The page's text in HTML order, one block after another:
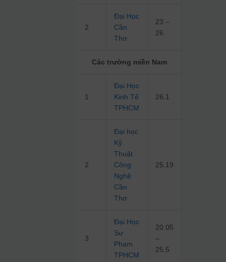
2
Đại Học
Cần
Thơ
23 –
26.
Các trường miền Nam
1
Đại Học
Kinh Tế
TPHCM
26.1
2
Đại học
Kỹ
Thuật
Công
Nghệ
Cần
Thơ
25.19
3
Đại Học
Sư
Phạm
TPHCM
20.05
–
25.5